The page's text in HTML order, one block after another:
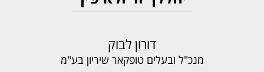
דורון לבוק
מנכ"ל ובעלים טופקאר שיריון בע"מ